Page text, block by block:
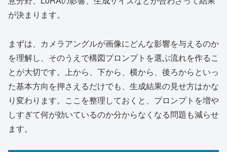
が決まります。
まずは、カメラアングルが画像にどんな影響を与えるのか
を理解し、そのうえで構図プロンプトを選ぶ流れを作るこ
とが大切です。上から、下から、横から、後ろからといっ
た基本方向を押さえるだけでも、生成結果の見せ方はかな
り変わります。ここを整理しておくと、プロンプトを増や
しすぎて何が効いているのか分からなくなる問題も減らせ
ます。